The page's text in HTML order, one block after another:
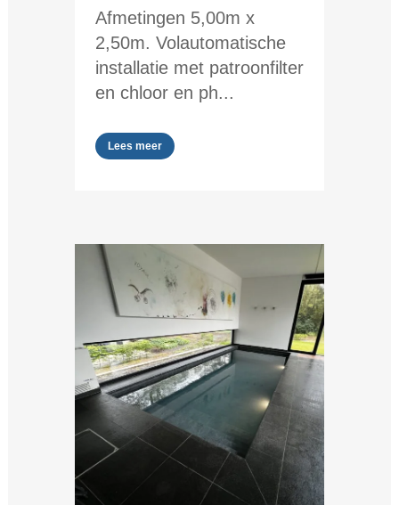
Afmetingen 5,00m x
2,50m. Volautomatische
installatie met patroonfilter
en chloor en ph...
Lees meer